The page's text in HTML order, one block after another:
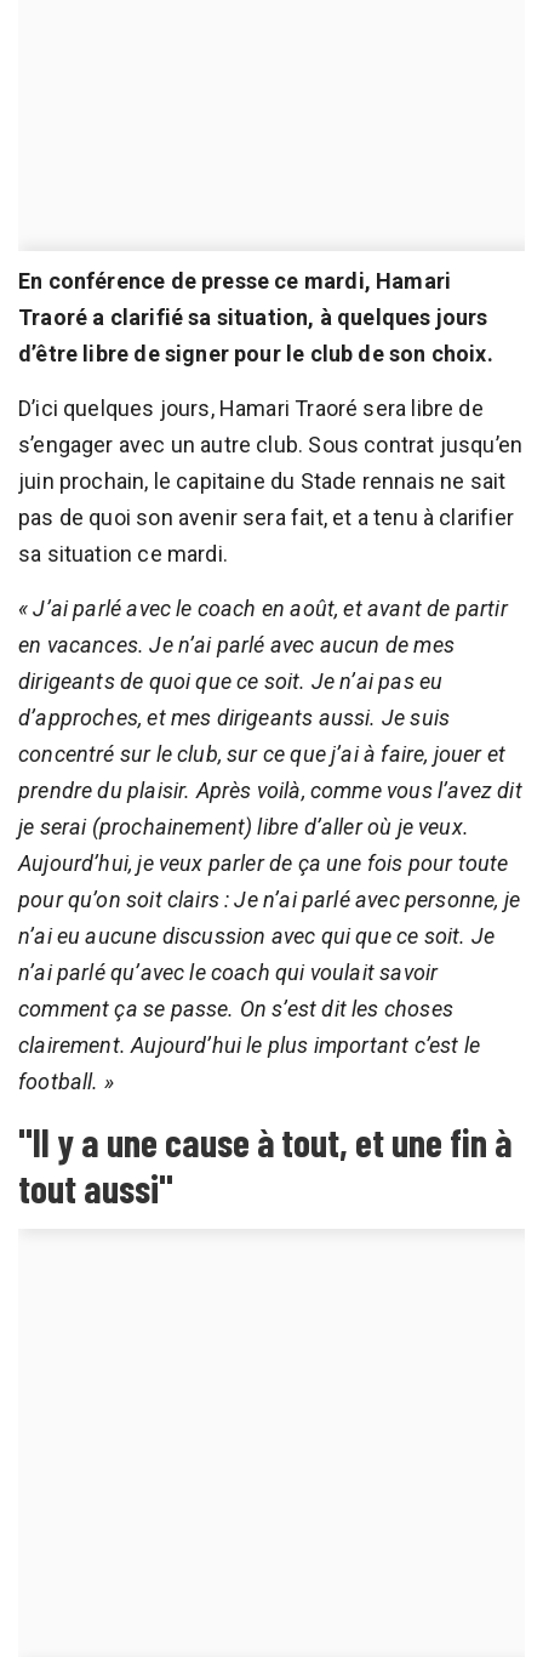
En conférence de presse ce mardi, Hamari
Traoré a clarifié sa situation, à quelques jours
d’être libre de signer pour le club de son choix.
D’ici quelques jours, Hamari Traoré sera libre de
s’engager avec un autre club. Sous contrat jusqu’en
juin prochain, le capitaine du Stade rennais ne sait
pas de quoi son avenir sera fait, et a tenu à clarifier
sa situation ce mardi.
« J’ai parlé avec le coach en août, et avant de partir
en vacances. Je n’ai parlé avec aucun de mes
dirigeants de quoi que ce soit. Je n’ai pas eu
d’approches, et mes dirigeants aussi. Je suis
concentré sur le club, sur ce que j’ai à faire, jouer et
prendre du plaisir. Après voilà, comme vous l’avez dit
je serai (prochainement) libre d’aller où je veux.
Aujourd’hui, je veux parler de ça une fois pour toute
pour qu’on soit clairs : Je n’ai parlé avec personne, je
n’ai eu aucune discussion avec qui que ce soit. Je
n’ai parlé qu’avec le coach qui voulait savoir
comment ça se passe. On s’est dit les choses
clairement. Aujourd’hui le plus important c’est le
football. »
"Il y a une cause à tout, et une fin à
tout aussi"